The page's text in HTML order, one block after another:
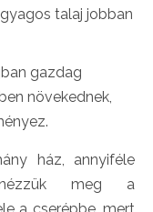
talaj jobban
gazdag
növekednek,
ház, annyiféle
meg a